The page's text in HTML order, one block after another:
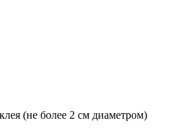
(не более 2 см диаметром)